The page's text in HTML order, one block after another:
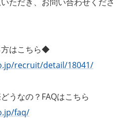
はこちら◆
recruit/detail/18041/
うなの？FAQはこちら
faq/